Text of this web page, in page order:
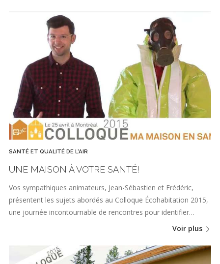
SANTÉ ET QUALITÉ DE L'AIR
UNE MAISON À VOTRE SANTÉ!
Vos sympathiques animateurs, Jean-Sébastien et Frédéric,
présentent les sujets abordés au Colloque Écohabitation 2015,
une journée incontournable de rencontres pour identifier…
Voir plus